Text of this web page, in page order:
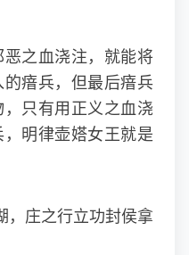
之血浇注，就能将
瘖兵，但最后瘖兵
只有用正义之血浇
明律壶㜓女王就是
，庄之行立功封侯拿